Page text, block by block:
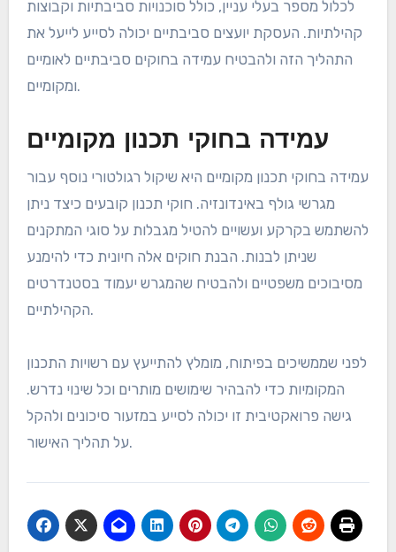
לכלול מספר בעלי עניין, כולל סוכנויות סביבתיות וקבוצות
קהילתיות. העסקת יועצים סביבתיים יכולה לסייע לייעל את
התהליך הזה ולהבטיח עמידה בחוקים סביבתיים לאומיים
ומקומיים.
עמידה בחוקי תכנון מקומיים
עמידה בחוקי תכנון מקומיים היא שיקול רגולטורי נוסף עבור
מגרשי גולף באינדונזיה. חוקי תכנון קובעים כיצד ניתן
להשתמש בקרקע ועשויים להטיל מגבלות על סוגי המתקנים
שניתן לבנות. הבנת חוקים אלה חיונית כדי להימנע
מסיבוכים משפטיים ולהבטיח שהמגרש יעמוד בסטנדרטים
הקהילתיים.
לפני שממשיכים בפיתוח, מומלץ להתייעץ עם רשויות התכנון
המקומיות כדי להבהיר שימושים מותרים וכל שינוי נדרש.
גישה פרואקטיבית זו יכולה לסייע במזעור סיכונים ולהקל
על תהליך האישור.